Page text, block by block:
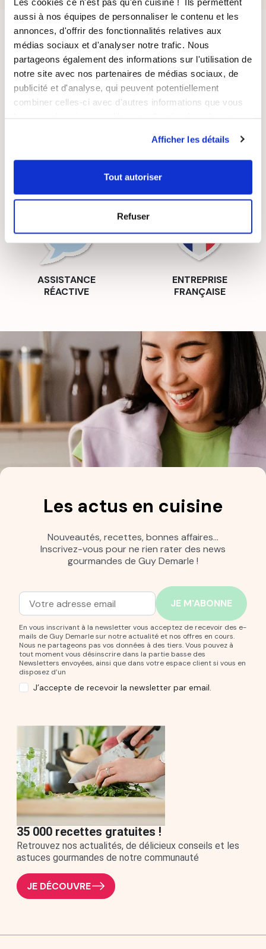
aussi à nos équipes de personnaliser le contenu et les
annonces, d'offrir des fonctionnalités relatives aux
médias sociaux et d'analyser notre trafic. Nous
partageons également des informations sur l'utilisation de
notre site avec nos partenaires de médias sociaux, de
publicité et d'analyse, qui peuvent potentiellement
combiner celles-ci avec d'autres informations que vous
Afficher les détails
Tout autoriser
Refuser
LIVRAISON
PAIEMENT
RECETTES
GRATUITES
SATISFAIT OU
REMBOURSÉ
ASSISTANCE
RÉACTIVE
ENTREPRISE
FRANÇAISE
Les actus en cuisine
Nouveautés, recettes, bonnes affaires…
Inscrivez-vous pour ne rien rater des news
gourmandes de Guy Demarle !
Adresse mail
Entrez votre adresse mail pour vous abonner à notre
En vous inscrivant à la newsletter vous acceptez de recevoir des e-
mails de Guy Demarle sur notre actualité et nos offres en cours.
Nous ne partageons pas vos données à des tiers. Vous pouvez à
tout moment vous désinscrire dans la partie basse des
Newsletters envoyées, ainsi que dans votre espace client si vous en
disposez d’un
J’accepte de recevoir la newsletter par email.
35 000 recettes gratuites !
Retrouvez nos actualités, de délicieux conseils et les
astuces gourmandes de notre communauté
JE DÉCOUVRE